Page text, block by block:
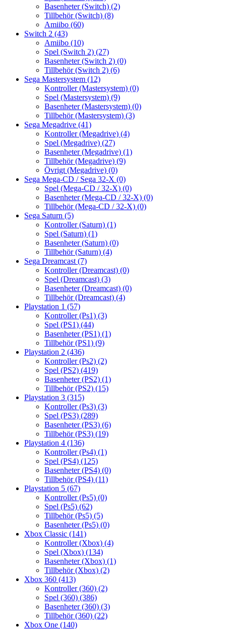
Basenheter (Switch) (2)
Tillbehör (Switch) (8)
Amiibo (60)
Switch 2 (43)
Amiibo (10)
Spel (Switch 2) (27)
Basenheter (Switch 2) (0)
Tillbehör (Switch 2) (6)
Sega Mastersystem (12)
Kontroller (Mastersystem) (0)
Spel (Mastersystem) (9)
Basenheter (Mastersystem) (0)
Tillbehör (Mastersystem) (3)
Sega Megadrive (41)
Kontroller (Megadrive) (4)
Spel (Megadrive) (27)
Basenheter (Megadrive) (1)
Tillbehör (Megadrive) (9)
Övrigt (Megadrive) (0)
Sega Mega-CD / Sega 32-X (0)
Spel (Mega-CD / 32-X) (0)
Basenheter (Mega-CD / 32-X) (0)
Tillbehör (Mega-CD / 32-X) (0)
Sega Saturn (5)
Kontroller (Saturn) (1)
Spel (Saturn) (1)
Basenheter (Saturn) (0)
Tillbehör (Saturn) (4)
Sega Dreamcast (7)
Kontroller (Dreamcast) (0)
Spel (Dreamcast) (3)
Basenheter (Dreamcast) (0)
Tillbehör (Dreamcast) (4)
Playstation 1 (57)
Kontroller (Ps1) (3)
Spel (PS1) (44)
Basenheter (PS1) (1)
Tillbehör (PS1) (9)
Playstation 2 (436)
Kontroller (Ps2) (2)
Spel (PS2) (419)
Basenheter (PS2) (1)
Tillbehör (PS2) (15)
Playstation 3 (315)
Kontroller (Ps3) (3)
Spel (PS3) (289)
Basenheter (PS3) (6)
Tillbehör (PS3) (19)
Playstation 4 (136)
Kontroller (Ps4) (1)
Spel (PS4) (125)
Basenheter (PS4) (0)
Tillbehör (PS4) (11)
Playstation 5 (67)
Kontroller (Ps5) (0)
Spel (Ps5) (62)
Tillbehör (Ps5) (5)
Basenheter (Ps5) (0)
Xbox Classic (141)
Kontroller (Xbox) (4)
Spel (Xbox) (134)
Basenheter (Xbox) (1)
Tillbehör (Xbox) (2)
Xbox 360 (413)
Kontroller (360) (2)
Spel (360) (386)
Basenheter (360) (3)
Tillbehör (360) (22)
Xbox One (140)